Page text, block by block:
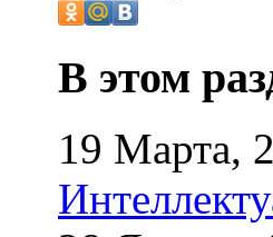
В этом
19 Марта,